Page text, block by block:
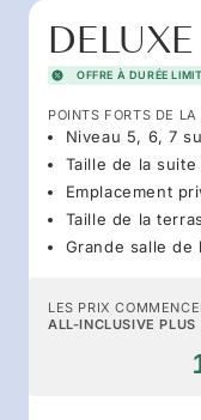
OFFRE À DURÉE
POINTS FORTS DE LA
Niveau 5, 6, 7
Taille de la
Emplacement
Taille de la
Grande salle de
LES PRIX
ALL-INCLUSIVE PLUS